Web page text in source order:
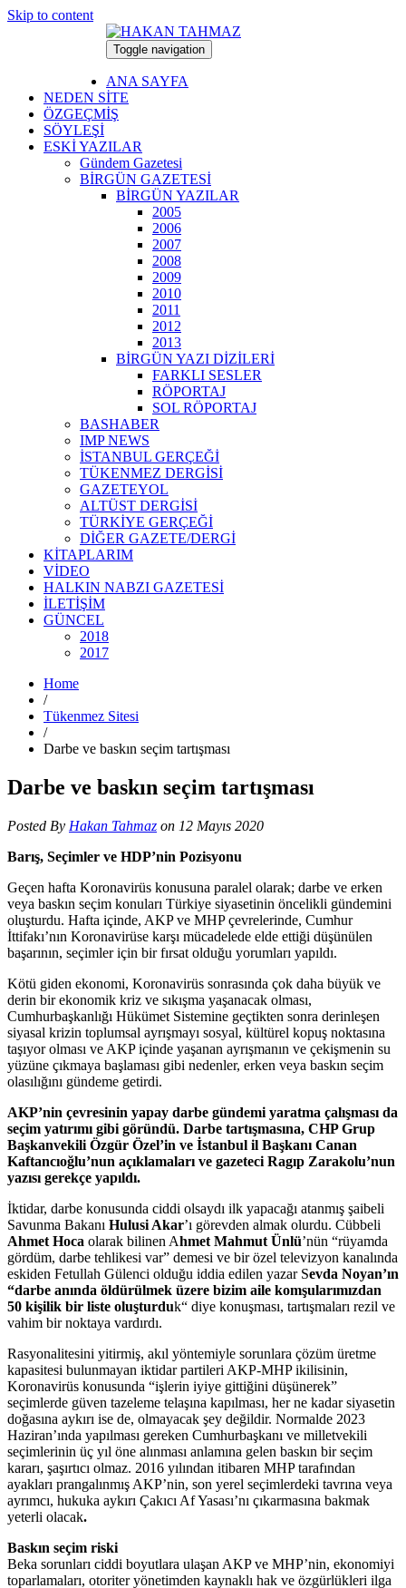
Skip to content
Toggle navigation
ANA SAYFA
NEDEN SİTE
ÖZGEÇMİŞ
SÖYLEŞİ
ESKİ YAZILAR
Gündem Gazetesi
BİRGÜN GAZETESİ
BİRGÜN YAZILAR
2005
2006
2007
2008
2009
2010
2011
2012
2013
BİRGÜN YAZI DİZİLERİ
FARKLI SESLER
RÖPORTAJ
SOL RÖPORTAJ
BASHABER
IMP NEWS
İSTANBUL GERÇEĞİ
TÜKENMEZ DERGİSİ
GAZETEYOL
ALTÜST DERGİSİ
TÜRKİYE GERÇEĞİ
DİĞER GAZETE/DERGİ
KİTAPLARIM
VİDEO
HALKIN NABZI GAZETESİ
İLETİŞİM
GÜNCEL
2018
2017
Home
/
Tükenmez Sitesi
/
Darbe ve baskın seçim tartışması
Darbe ve baskın seçim tartışması
Posted By Hakan Tahmaz on 12 Mayıs 2020
Barış, Seçimler ve HDP’nin Pozisyonu
Geçen hafta Koronavirüs konusuna paralel olarak; darbe ve erken
veya baskın seçim konuları Türkiye siyasetinin öncelikli gündemini
oluşturdu. Hafta içinde, AKP ve MHP çevrelerinde, Cumhur
İttifakı’nın Koronavirüse karşı mücadelede elde ettiği düşünülen
başarının, seçimler için bir fırsat olduğu yorumları yapıldı.
Kötü giden ekonomi, Koronavirüs sonrasında çok daha büyük ve
derin bir ekonomik kriz ve sıkışma yaşanacak olması,
Cumhurbaşkanlığı Hükümet Sistemine geçtikten sonra derinleşen
siyasal krizin toplumsal ayrışmayı sosyal, kültürel kopuş noktasına
taşıyor olması ve AKP içinde yaşanan ayrışmanın ve çekişmenin su
yüzüne çıkmaya başlaması gibi nedenler, erken veya baskın seçim
olasılığını gündeme getirdi.
AKP’nin çevresinin yapay darbe gündemi yaratma çalışması da
seçim yatırımı gibi göründü. Darbe tartışmasına, CHP Grup
Başkanvekili Özgür Özel’in ve İstanbul il Başkanı Canan
Kaftancıoğlu’nun açıklamaları ve gazeteci Ragıp Zarakolu’nun
yazısı gerekçe yapıldı.
İktidar, darbe konusunda ciddi olsaydı ilk yapacağı atanmış şaibeli
Savunma Bakanı Hulusi Akar’ı görevden almak olurdu. Cübbeli
Ahmet Hoca olarak bilinen Ahmet Mahmut Ünlü’nün “rüyamda
gördüm, darbe tehlikesi var” demesi ve bir özel televizyon kanalında
eskiden Fetullah Gülenci olduğu iddia edilen yazar Sevda Noyan’ın
“darbe anında öldürülmek üzere bizim aile komşularımızdan
50 kişilik bir liste oluşturduk“ diye konuşması, tartışmaları rezil ve
vahim bir noktaya vardırdı.
Rasyonalitesini yitirmiş, akıl yöntemiyle sorunlara çözüm üretme
kapasitesi bulunmayan iktidar partileri AKP-MHP ikilisinin,
Koronavirüs konusunda “işlerin iyiye gittiğini düşünerek”
seçimlerde güven tazeleme telaşına kapılması, her ne kadar siyasetin
doğasına aykırı ise de, olmayacak şey değildir. Normalde 2023
Haziran’ında yapılması gereken Cumhurbaşkanı ve milletvekili
seçimlerinin üç yıl öne alınması anlamına gelen baskın bir seçim
kararı, şaşırtıcı olmaz. 2016 yılından itibaren MHP tarafından
ayakları prangalınmış AKP’nin, son yerel seçimlerdeki tavrına veya
ayrımcı, hukuka aykırı Çakıcı Af Yasası’nı çıkarmasına bakmak
yeterli olacak.
Baskın seçim riski
Beka sorunları ciddi boyutlara ulaşan AKP ve MHP’nin, ekonomiyi
toparlamaları, otoriter yönetimden kaynaklı hak ve özgürlükleri ilga